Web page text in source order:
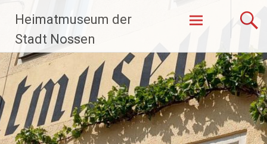
Inhalt
springen
Heimatmuseum der
Stadt Nossen